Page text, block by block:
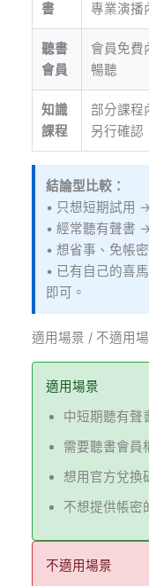
書
專業演播
聽書
會員
會員免費
暢聽
知識
課程
部分課程
另行確認
結論型比較：
• 只想短期試用
• 經常聽有聲書
• 想省事、免帳
• 已有自己的喜
即可。
適用場景 / 不適用
適用場景
中短期聽有聲
需要聽書會員
想用官方兌換
不想提供帳密
不適用場景